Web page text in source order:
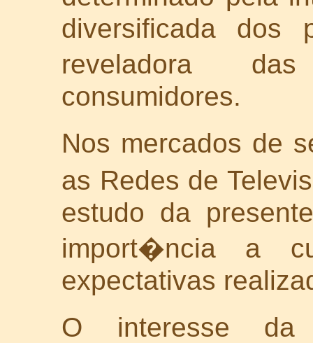
diversificada dos
reveladora
consumidores.
Nos mercados de
as Redes de
estudo da
import�ncia a
expectativas
O interesse da